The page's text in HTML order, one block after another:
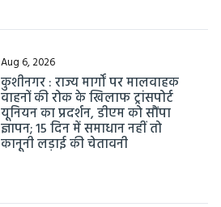
Aug 6, 2026
कुशीनगर : राज्य मार्गों पर मालवाहक
वाहनों की रोक के खिलाफ ट्रांसपोर्ट
यूनियन का प्रदर्शन, डीएम को सौंपा
ज्ञापन; 15 दिन में समाधान नहीं तो
कानूनी लड़ाई की चेतावनी